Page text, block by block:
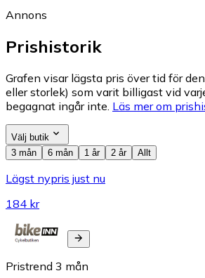
Annons
Prishistorik
Grafen visar lägsta pris över tid för
eller storlek) som varit billigast vid
begagnat ingår inte. Läs mer om
Välj butik
3 mån
6 mån 1 år 2 år Allt
Lägst nypris just nu
184 kr
Pristrend 3 mån